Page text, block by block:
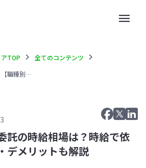
menu
アTOP chevron_right 全てのコンテンツ chevron_right
【職種別】業務委託の時給相場は？時給で依頼するメリット・デメリットも解説
託の時給相場は？時給で依
デメリットも解説